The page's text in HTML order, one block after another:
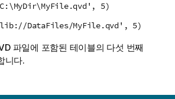
5)
DataFiles/MyFile.qvd', 5)
파일에 포함된 테이블의 다섯 번째
니다.